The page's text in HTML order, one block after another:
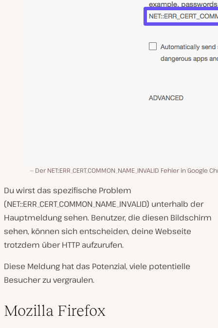
Der NET::ERR_CERT_COMMON_NAME_INVALID Fehler in Google
Du wirst das spezifische Problem
(NET::ERR_CERT_COMMON_NAME_INVALID) unterhalb der
Hauptmeldung sehen. Benutzer, die diesen Bildschirm
sehen, können sich entscheiden, deine Webseite
trotzdem über HTTP aufzurufen.
Diese Meldung hat das Potenzial, viele potentielle
Besucher zu vergraulen.
Mozilla Firefox